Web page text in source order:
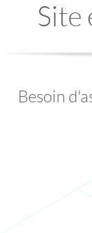
Site
Besoin